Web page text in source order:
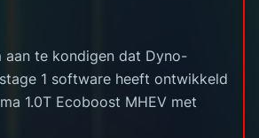
te kondigen dat Dyno-
1 software heeft ontwikkeld
1.0T Ecoboost MHEV met